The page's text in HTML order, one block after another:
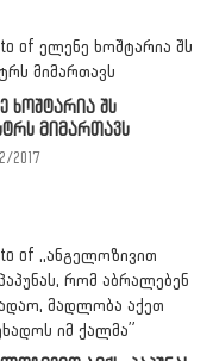
ხოშტარია შს
მიმართავს
2017